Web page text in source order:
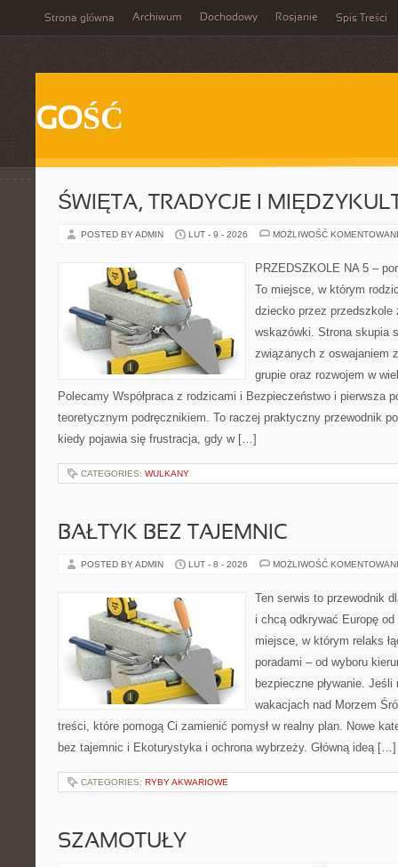
Strona główna Archiwum Dochodowy Rosjanie Spis Treści
GOŚĆ
ŚWIĘTA, TRADYCJE I
POSTED BY ADMIN LUT - 9 - 2026 MOŻLIWOŚĆ
PRZEDSZKOLE NA 5 –
To miejsce, w którym
dziecko przez przedszkole
wskazówki. Strona skupia
związanych z oswajaniem
grupie oraz rozwojem w
Polecamy Współpraca z rodzicami i Bezpieczeństwo i pierwsza
teoretycznym podręcznikiem. To raczej praktyczny przewodnik
kiedy pojawia się frustracja, gdy w […]
CATEGORIES: WULKANY
BAŁTYK BEZ TAJEMNIC
POSTED BY ADMIN LUT - 8 - 2026 MOŻLIWOŚĆ
Ten serwis to przewodnik
i chcą odkrywać Europę
miejsce, w którym relaks
poradami – od wyboru
bezpieczne pływanie.
wakacjach nad Morzem
treści, które pomogą Ci zamienić pomysł w realny plan. Nowe
bez tajemnic i Ekoturystyka i ochrona wybrzeży. Główną ideą […]
CATEGORIES: RYBY AKWARIOWE
SZAMOTUŁY